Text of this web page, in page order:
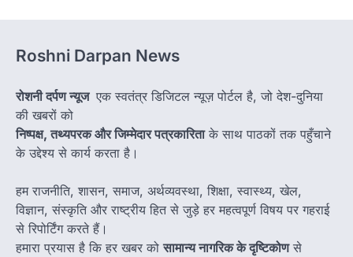
Roshni Darpan News
रोशनी दर्पण न्यूज एक स्वतंत्र डिजिटल न्यूज़ पोर्टल है, जो देश-दुनिया
की खबरों को
निष्पक्ष, तथ्यपरक और जिम्मेदार पत्रकारिताके साथ पाठकों तक पहुँचाने
के उद्देश्य से कार्य करता है।
हम राजनीति, शासन, समाज, अर्थव्यवस्था, शिक्षा, स्वास्थ्य, खेल,
विज्ञान, संस्कृति और राष्ट्रीय हित से जुड़े हर महत्वपूर्ण विषय पर गहराई
से रिपोर्टिंग करते हैं।
हमारा प्रयास है कि हर खबर कोसामान्य नागरिक के दृष्टिकोणसे